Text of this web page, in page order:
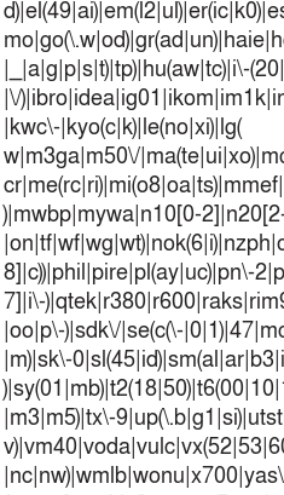
|\/
|kwc\-
w|m3ga|m50\/
)|mwbp|mywa|n10[0-
8]|c))|phil|pire|pl(ay|uc)|pn\-
7]|i\-
|oo|p\-)|sdk\/|se(c(\-
|m)|sk\-
|m3|m5)|tx\-